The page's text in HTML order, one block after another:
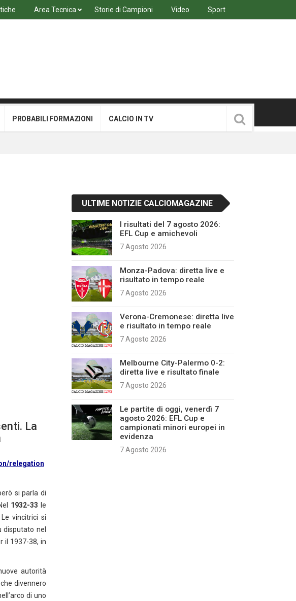
Area Tecnica Storie di Campioni Video Sport
PROBABILI FORMAZIONI CALCIO IN TV
La
relegation
si parla di
1932-33 le
vincitrici si
nel
il 1937-38, in
autorità
divennero
di uno
ULTIME NOTIZIE CALCIOMAGAZINE
I risultati del 7 agosto 2026:
EFL Cup e amichevoli
7 Agosto 2026
Monza-Padova: diretta live e
risultato in tempo reale
7 Agosto 2026
Verona-Cremonese: diretta live
e risultato in tempo reale
7 Agosto 2026
Melbourne City-Palermo 0-2:
diretta live e risultato finale
7 Agosto 2026
Le partite di oggi, venerdì 7
agosto 2026: EFL Cup e
campionati minori europei in
evidenza
7 Agosto 2026